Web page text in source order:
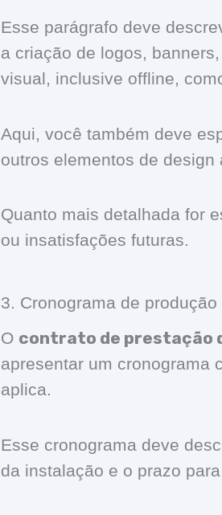
Esse parágrafo deve
a criação de logos,
visual, inclusive offline,
Aqui, você também deve
outros elementos de design
Quanto mais detalhada for
ou insatisfações futuras.
3. Cronograma de
O contrato de prestação
apresentar um cronograma
aplica.
Esse cronograma deve
da instalação e o prazo